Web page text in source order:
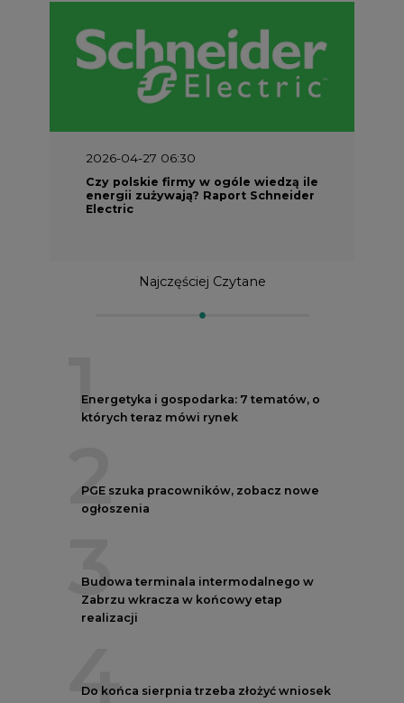
2026-04-27 06:30
Czy polskie firmy w ogóle wiedzą ile
energii zużywają? Raport Schneider
Electric
Najczęściej Czytane
1
Energetyka i gospodarka: 7 tematów, o
których teraz mówi rynek
2
PGE szuka pracowników, zobacz nowe
ogłoszenia
3
Budowa terminala intermodalnego w
Zabrzu wkracza w końcowy etap
realizacji
4
Do końca sierpnia trzeba złożyć wniosek